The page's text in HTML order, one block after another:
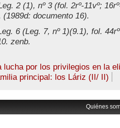
2 (1), nº 3 (fol. 2rº-11vº;
(1989d: documento 16).
6 (Leg. 7, nº 1)(9.1), fol.
zenb.
por los privilegios en la
principal: los Láriz (II/ II)
Quiénes